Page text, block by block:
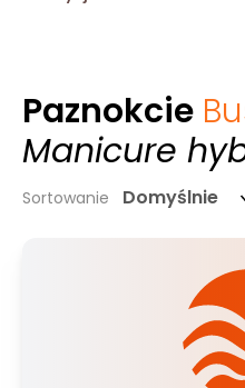
Paznokcie
Manicure
Sortowanie Domyślnie